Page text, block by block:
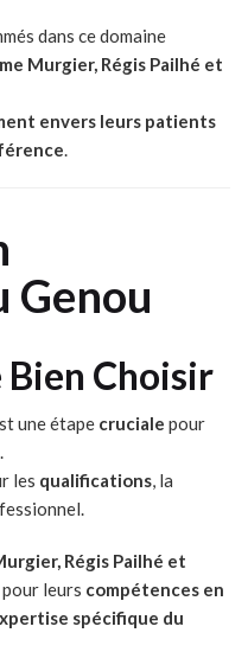
dans ce domaine
Murgier, Régis Pailhé et
envers leurs patients
Genou
Bien Choisir
une étape cruciale pour
les qualifications , la
Régis Pailhé et
pour leurs compétences en
spécifique du